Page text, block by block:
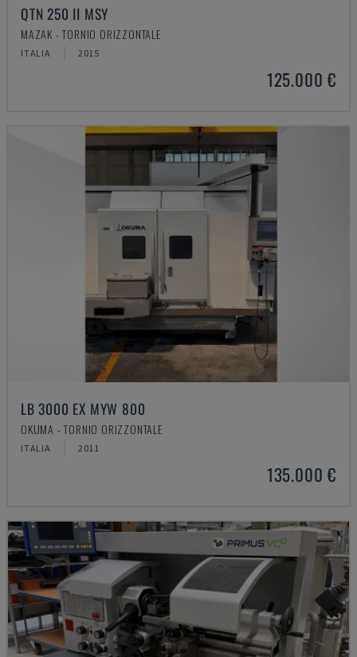
QTN 250 II MSY
MAZAK - TORNIO ORIZZONTALE
ITALIA 2015
125.000 €
LB 3000 EX MYW 800
OKUMA - TORNIO ORIZZONTALE
ITALIA 2011
135.000 €